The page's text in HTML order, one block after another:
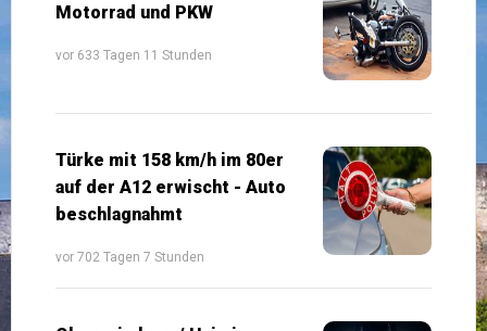
Motorrad und PKW
vor 633 Tagen 11 Stunden
Türke mit 158 km/h im 80er
auf der A12 erwischt - Auto
beschlagnahmt
vor 702 Tagen 7 Stunden